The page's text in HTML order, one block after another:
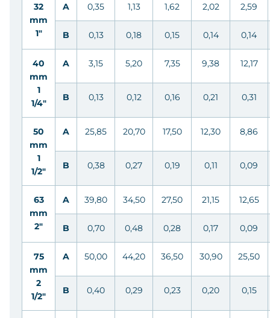
32
mm
1"
A 0,35 1,13 1,62 2,02 2,59
B 0,13 0,18 0,15 0,14 0,14
40
mm
1
1/4"
A 3,15 5,20 7,35 9,38 12,17
B 0,13 0,12 0,16 0,21 0,31
50
mm
1
1/2"
A 25,85 20,70 17,50 12,30 8,86
B 0,38 0,27 0,19 0,11 0,09
63
mm
2"
A 39,80 34,50 27,50 21,15 12,65
B 0,70 0,48 0,28 0,17 0,09
75
mm
2
1/2"
A 50,00 44,20 36,50 30,90 25,50
B 0,40 0,29 0,23 0,20 0,15